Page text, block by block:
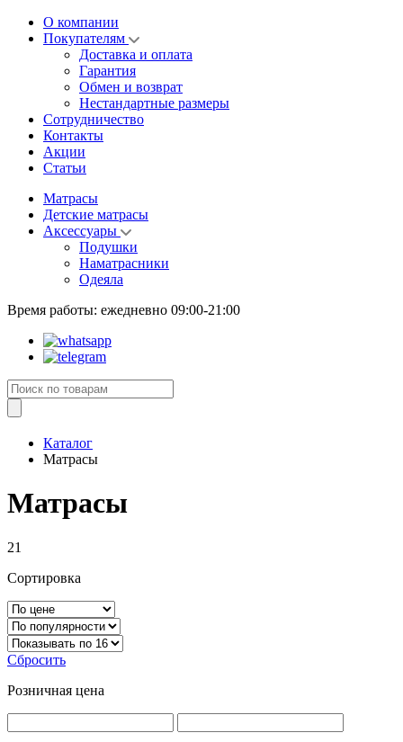
О компании
Покупателям
Доставка и оплата
Гарантия
Обмен и возврат
Нестандартные размеры
Сотрудничество
Контакты
Акции
Статьи
Матрасы
Детские матрасы
Аксессуары
Подушки
Наматрасники
Одеяла
Время работы: ежедневно 09:00-21:00
Каталог
Матрасы
Матрасы
21
Сортировка
Сбросить
Розничная цена